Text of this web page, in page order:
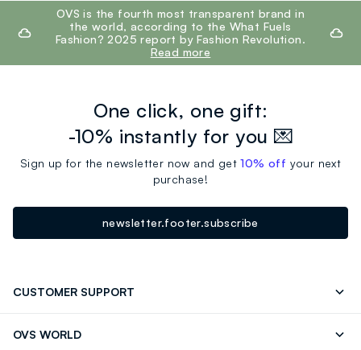
footer.ariatitleOVS is the fourth most transparent brand in
the world, according to the What Fuels
Fashion? 2025 report by Fashion Revolution.
Read more
One click, one gift:
-10% instantly for you 💌
Sign up for the newsletter now and get10% off your next
purchase!
newsletter.footer.subscribe
CUSTOMER SUPPORT
OVS WORLD